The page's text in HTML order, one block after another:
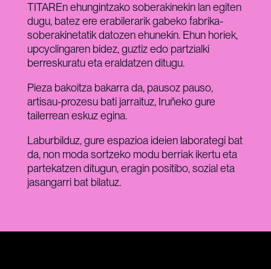
TITAREn ehungintzako soberakinekin lan egiten
dugu, batez ere erabilerarik gabeko fabrika-
soberakinetatik datozen ehunekin. Ehun horiek,
upcyclingaren bidez, guztiz edo partzialki
berreskuratu eta eraldatzen ditugu.
Pieza bakoitza bakarra da, pausoz pauso,
artisau-prozesu bati jarraituz, Iruñeko gure
tailerrean eskuz egina.
Laburbilduz, gure espazioa ideien laborategi bat
da, non moda sortzeko modu berriak ikertu eta
partekatzen ditugun, eragin positibo, sozial eta
jasangarri bat bilatuz.